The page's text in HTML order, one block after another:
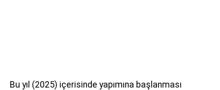
Bu yıl (2025) içerisinde yapımına başlanması